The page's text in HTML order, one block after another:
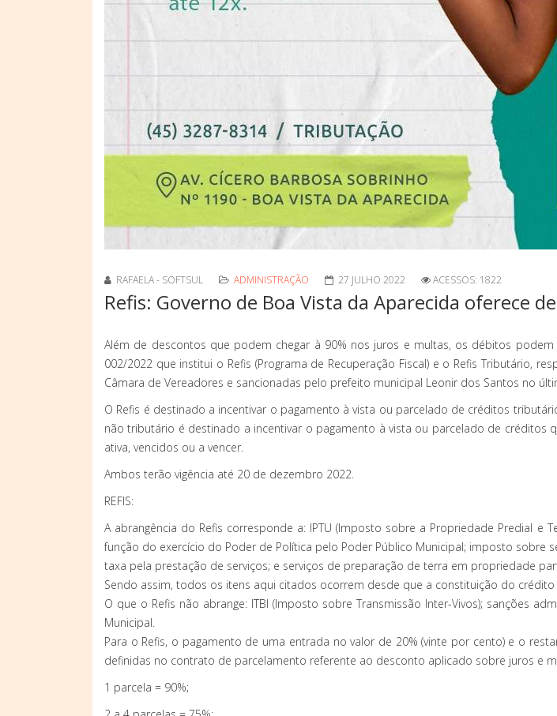
RAFAELA - SOFTSUL ADMINISTRAÇÃO 27 JULHO 2022 ACESSOS: 1822
Refis: Governo de Boa Vista da Aparecida oferece
Além de descontos que podem chegar à 90% nos juros e multas, os débitos
002/2022 que institui o Refis (Programa de Recuperação Fiscal) e o Refis Tributário,
Câmara de Vereadores e sancionadas pelo prefeito municipal Leonir dos Santos no
O Refis é destinado a incentivar o pagamento à vista ou parcelado de créditos
não tributário é destinado a incentivar o pagamento à vista ou parcelado de
ativa, vencidos ou a vencer.
Ambos terão vigência até 20 de dezembro 2022.
REFIS:
A abrangência do Refis corresponde a: IPTU (Imposto sobre a Propriedade Predial
função do exercício do Poder de Política pelo Poder Público Municipal; imposto sobre
taxa pela prestação de serviços; e serviços de preparação de terra em propriedade
Sendo assim, todos os itens aqui citados ocorrem desde que a constituição do
O que o Refis não abrange: ITBI (Imposto sobre Transmissão Inter-Vivos); sanções
Municipal.
Para o Refis, o pagamento de uma entrada no valor de 20% (vinte por cento) e o
definidas no contrato de parcelamento referente ao desconto aplicado sobre juros e
1 parcela = 90%;